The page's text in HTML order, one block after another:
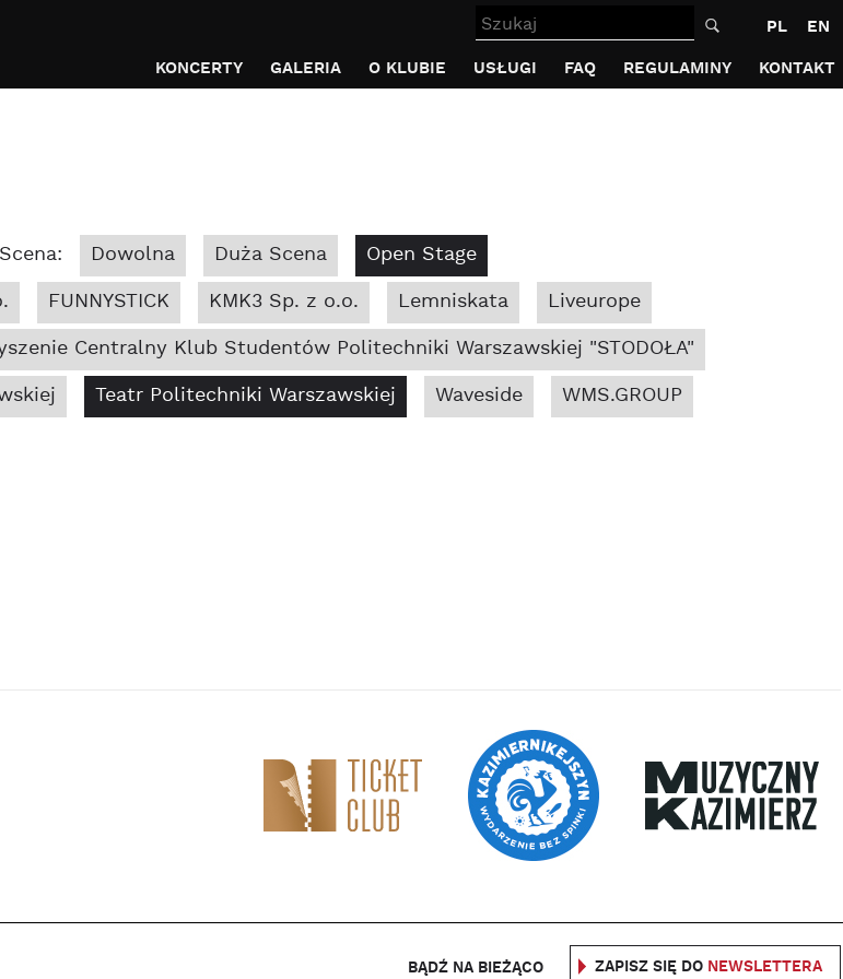
Szukaj PL
EN
KONCERTY
GALERIA O KLUBIE USŁUGI FAQ REGULAMINY KONTAKT
Scena: Dowolna Duża Scena
Open Stage
FUNNYSTICK KMK3 Sp. z o.o. Lemniskata
Liveurope
Centralny Klub Studentów Politechniki Warszawskiej "STODOŁA"
Teatr Politechniki Warszawskiej Waveside
WMS.GROUP
BĄDŹ NA BIEŻĄCO ZAPISZ SIĘ DO NEWSLETTERA